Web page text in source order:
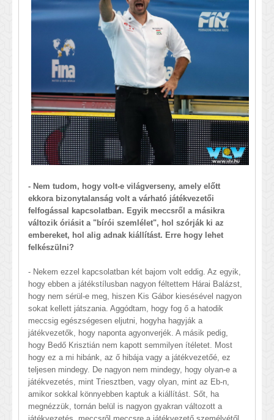
- Nem tudom, hogy volt-e világverseny, amely előtt
ekkora bizonytalanság volt a várható játékvezetői
felfogással kapcsolatban. Egyik meccsről a másikra
változik óriásit a "bírói szemlélet", hol szórják ki az
embereket, hol alig adnak kiállítást. Erre hogy lehet
felkészülni?
- Nekem ezzel kapcsolatban két bajom volt eddig. Az egyik,
hogy ebben a játékstílusban nagyon féltettem Hárai Balázst,
hogy nem sérül-e meg, hiszen Kis Gábor kiesésével nagyon
sokat kellett játszania. Aggódtam, hogy fog ő a hatodik
meccsig egészségesen eljutni, hogyha hagyják a
játékvezetők, hogy naponta agyonverjék. A másik pedig,
hogy Bedő Krisztián nem kapott semmilyen ítéletet. Most
hogy ez a mi hibánk, az ő hibája vagy a játékvezetőé, ez
teljesen mindegy. De nagyon nem mindegy, hogy olyan-e a
játékvezetés, mint Triesztben, vagy olyan, mint az Eb-n,
amikor sokkal könnyebben kaptuk a kiállítást. Sőt, ha
megnézzük, tornán belül is nagyon gyakran változott a